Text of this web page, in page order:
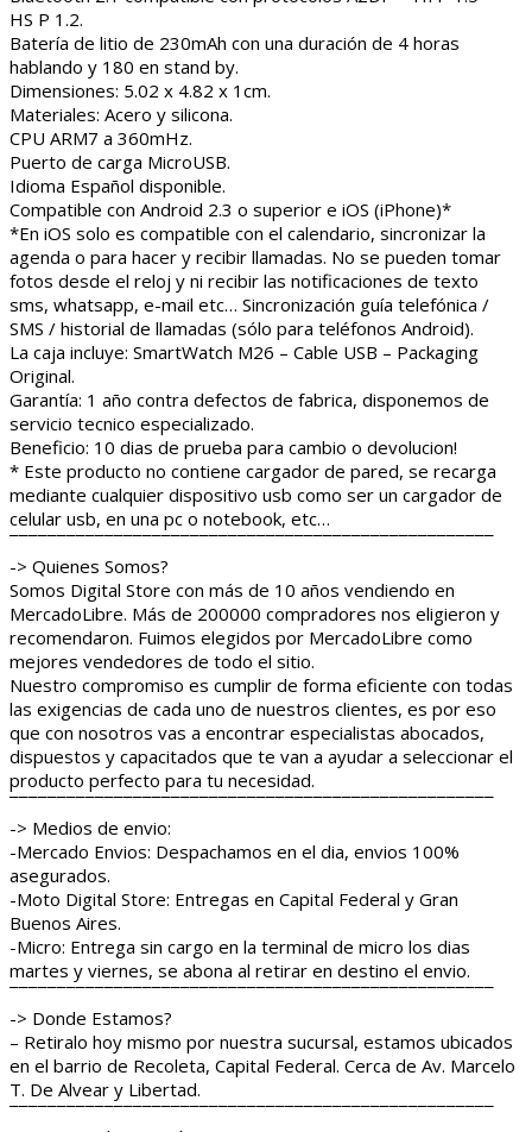
HS P 1.2.
Batería de litio de 230mAh con una duración de 4 horas
hablando y 180 en stand by.
Dimensiones: 5.02 x 4.82 x 1cm.
Materiales: Acero y silicona.
CPU ARM7 a 360mHz.
Puerto de carga MicroUSB.
Idioma Español disponible.
Compatible con Android 2.3 o superior e iOS (iPhone)*
*En iOS solo es compatible con el calendario, sincronizar la
agenda o para hacer y recibir llamadas. No se pueden tomar
fotos desde el reloj y ni recibir las notificaciones de texto
sms, whatsapp, e-mail etc… Sincronización guía telefónica /
SMS / historial de llamadas (sólo para teléfonos Android).
La caja incluye: SmartWatch M26 – Cable USB – Packaging
Original.
Garantía: 1 año contra defectos de fabrica, disponemos de
servicio tecnico especializado.
Beneficio: 10 dias de prueba para cambio o devolucion!
* Este producto no contiene cargador de pared, se recarga
mediante cualquier dispositivo usb como ser un cargador de
celular usb, en una pc o notebook, etc…
¯¯¯¯¯¯¯¯¯¯¯¯¯¯¯¯¯¯¯¯¯¯¯¯¯¯¯¯¯¯¯¯¯¯¯¯¯¯¯¯¯¯¯¯¯¯¯¯¯¯¯
-> Quienes Somos?
Somos Digital Store con más de 10 años vendiendo en
MercadoLibre. Más de 200000 compradores nos eligieron y
recomendaron. Fuimos elegidos por MercadoLibre como
mejores vendedores de todo el sitio.
Nuestro compromiso es cumplir de forma eficiente con todas
las exigencias de cada uno de nuestros clientes, es por eso
que con nosotros vas a encontrar especialistas abocados,
dispuestos y capacitados que te van a ayudar a seleccionar el
producto perfecto para tu necesidad.
¯¯¯¯¯¯¯¯¯¯¯¯¯¯¯¯¯¯¯¯¯¯¯¯¯¯¯¯¯¯¯¯¯¯¯¯¯¯¯¯¯¯¯¯¯¯¯¯¯¯¯
-> Medios de envio:
-Mercado Envios: Despachamos en el dia, envios 100%
asegurados.
-Moto Digital Store: Entregas en Capital Federal y Gran
Buenos Aires.
-Micro: Entrega sin cargo en la terminal de micro los dias
martes y viernes, se abona al retirar en destino el envio.
¯¯¯¯¯¯¯¯¯¯¯¯¯¯¯¯¯¯¯¯¯¯¯¯¯¯¯¯¯¯¯¯¯¯¯¯¯¯¯¯¯¯¯¯¯¯¯¯¯¯¯
-> Donde Estamos?
– Retiralo hoy mismo por nuestra sucursal, estamos ubicados
en el barrio de Recoleta, Capital Federal. Cerca de Av. Marcelo
T. De Alvear y Libertad.
¯¯¯¯¯¯¯¯¯¯¯¯¯¯¯¯¯¯¯¯¯¯¯¯¯¯¯¯¯¯¯¯¯¯¯¯¯¯¯¯¯¯¯¯¯¯¯¯¯¯¯